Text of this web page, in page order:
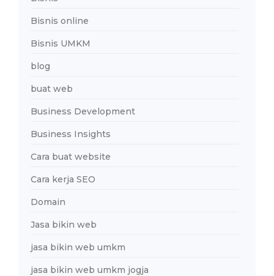
Bisnis online
Bisnis UMKM
blog
buat web
Business Development
Business Insights
Cara buat website
Cara kerja SEO
Domain
Jasa bikin web
jasa bikin web umkm
jasa bikin web umkm jogja